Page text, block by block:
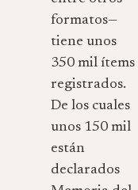
formatos—
tiene unos
350 mil ítems
registrados.
De los cuales
unos 150 mil
están
declarados